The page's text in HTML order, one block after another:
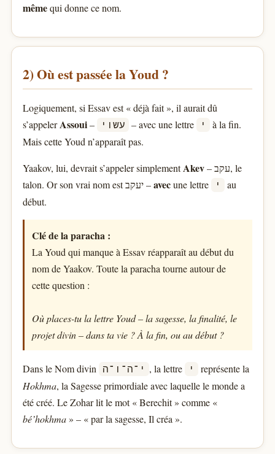
mêmequi donne ce nom.
2) Où est passée la Youd ?
Logiquement, si Essav est « déjà fait », il aurait dû
s’appelerAssoui– עשוי – avec une lettre י
à la fin.
Mais cette Youd n’apparaît pas.
Yaakov, lui, devrait s’appeler simplementAkev– עקב, le
talon. Or son vrai nom est יעקב –avecune lettre י
au
début.
Clé de la paracha :
La Youd qui manque à Essav réapparaît au début du
nom de Yaakov. Toute la paracha tourne autour de
cette question :
Où places-tu la lettre Youd – la sagesse, la finalité, le
projet divin – dans ta vie ? À la fin, ou au début ?
Dans le Nom divin י־ה־ו־ה , la lettre י
représente la
Hokhma, la Sagesse primordiale avec laquelle le monde a
été créé. Le Zohar lit le mot « Berechit » comme «
bé’hokhma» – « par la sagesse, Il créa ».